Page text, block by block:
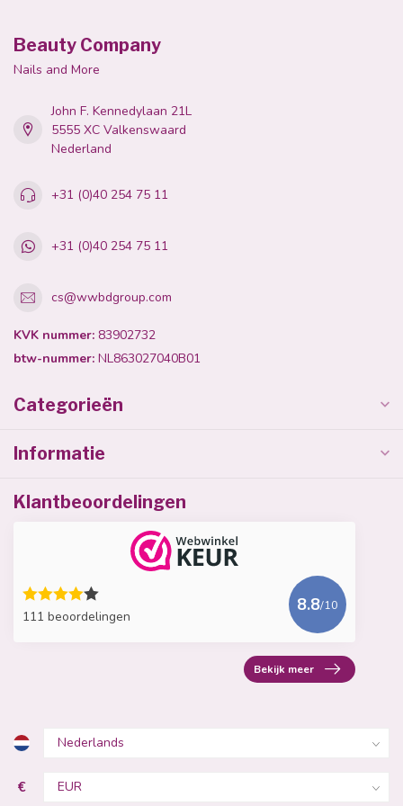
Beauty Company
Nails and More
John F. Kennedylaan 21L
5555 XC Valkenswaard
Nederland
+31 (0)40 254 75 11
+31 (0)40 254 75 11
cs@wwbdgroup.com
KVK nummer: 83902732
btw-nummer: NL863027040B01
Categorieën
Informatie
Klantbeoordelingen
111 beoordelingen
8.8/10
Bekijk meer
€